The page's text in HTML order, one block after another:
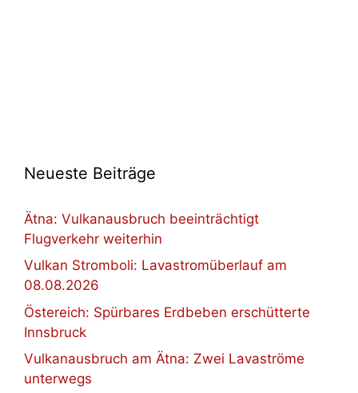
Neueste Beiträge
Ätna: Vulkanausbruch beeinträchtigt
Flugverkehr weiterhin
Vulkan Stromboli: Lavastromüberlauf am
08.08.2026
Östereich: Spürbares Erdbeben erschütterte
Innsbruck
Vulkanausbruch am Ätna: Zwei Lavaströme
unterwegs